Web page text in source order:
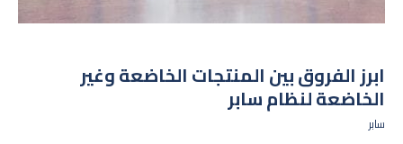
ابرز الفروق بين المنتجات الخاضعة وغير
الخاضعة لنظام سابر
سابر